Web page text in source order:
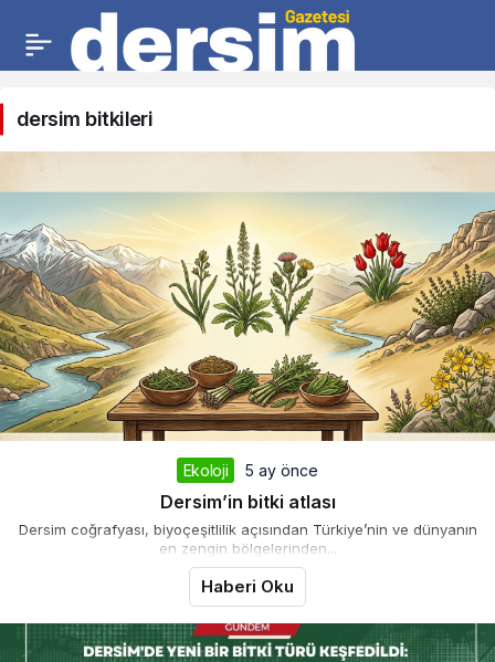
dersim bitkileri
Ekoloji 5 ay önce
Dersim’in bitki atlası
Dersim coğrafyası, biyoçeşitlilik açısından Türkiye’nin ve dünyanın
en zengin bölgelerinden...
Haberi Oku